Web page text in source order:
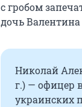
с гробом
дочь
Николай
г.) — офицер
украинских